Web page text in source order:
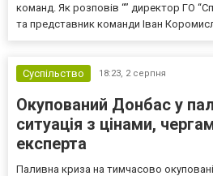
команд. Як розповів “” директор ГО
та представник команди Іван
Суспільство 18:23, 2 серпня
Окупований Донбас у
ситуація з цінами,
експерта
Паливна криза на тимчасово